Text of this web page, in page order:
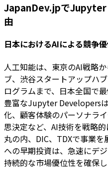
JapanDev.jpで
由
日本におけるAIによる競争
人工知能は、東京のAI戦略
ブ、渋谷スタートアップハ
ログラムまで、日本全国で
豊富なJupyter Developers
化、顧客体験のパーソナラ
思決定など、AI技術を戦略
丸の内、DIC、TDXで事業
への早期投資は、急速にデ
持続的な市場優位性を確保し